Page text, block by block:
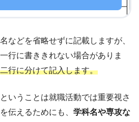
などを省略せずに記載しますが、
行に書ききれない場合がありま
二行に分けて記入します。
いうことは就職活動では重要視さ
伝えるためにも、 学科名や専攻な